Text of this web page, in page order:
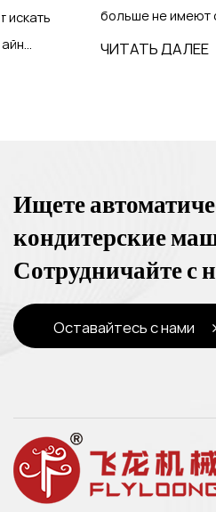
больше не имеют случайного
ЧИТАТЬ ДАЛЕЕ
Ищете
кондитерские
Сотрудничайте с
Оставайтесь с нами